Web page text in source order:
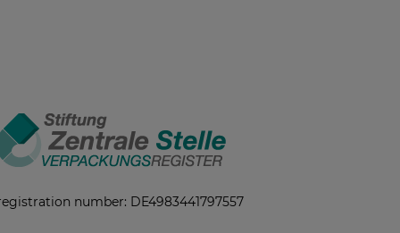
number: DE4983441797557